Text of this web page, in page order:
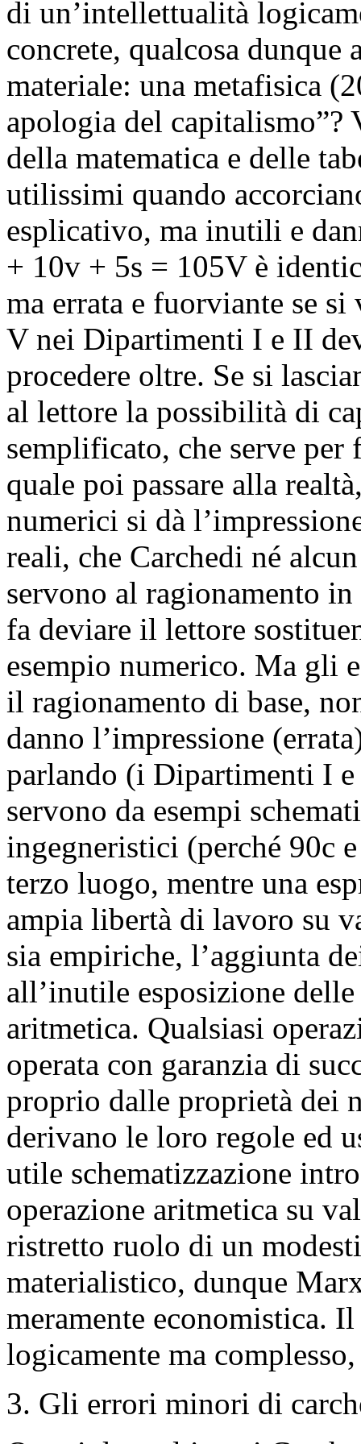
di un’intellettualità
concrete, qualcosa dunque
materiale: una metafisica
apologia del capitalismo”?
della matematica e delle
utilissimi quando
esplicativo, ma inutili e
+ 10v + 5s = 105V è
ma errata e fuorviante se
V nei Dipartimenti I e II
procedere oltre. Se si
al lettore la possibilità di
semplificato, che serve per
quale poi passare alla
numerici si dà
reali, che Carchedi né
servono al ragionamento
fa deviare il lettore
esempio numerico. Ma gli
il ragionamento di base,
danno l’impressione
parlando (i Dipartimenti I
servono da esempi
ingegneristici (perché 90c
terzo luogo, mentre una
ampia libertà di lavoro su
sia empiriche, l’aggiunta
all’inutile esposizione
aritmetica. Qualsiasi
operata con garanzia di
proprio dalle proprietà dei
derivano le loro regole ed
utile schematizzazione
operazione aritmetica su
ristretto ruolo di un
materialistico, dunque
meramente economistica.
logicamente ma
3. Gli errori minori di